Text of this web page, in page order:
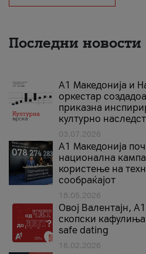
Последни новости
А1 Македонија и
оркестар
приказна
културно
03.07.2026
A1 Македонија
национална
користење на
сообраќајот
18.05.2026
Овој Валентајн,
скопски кафулиња
safe dating
16.02.2026